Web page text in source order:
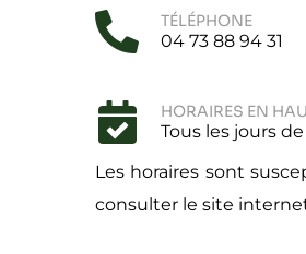
TÉLÉPHONE
04 73 88 94 31
HORAIRES EN
Tous les jours de
Les horaires sont
consulter le site